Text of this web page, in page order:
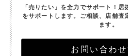
「売りたい」を全力でサポート！ 居
をサポートします。 ご相談、店舗査
ます。
お問い合わせ